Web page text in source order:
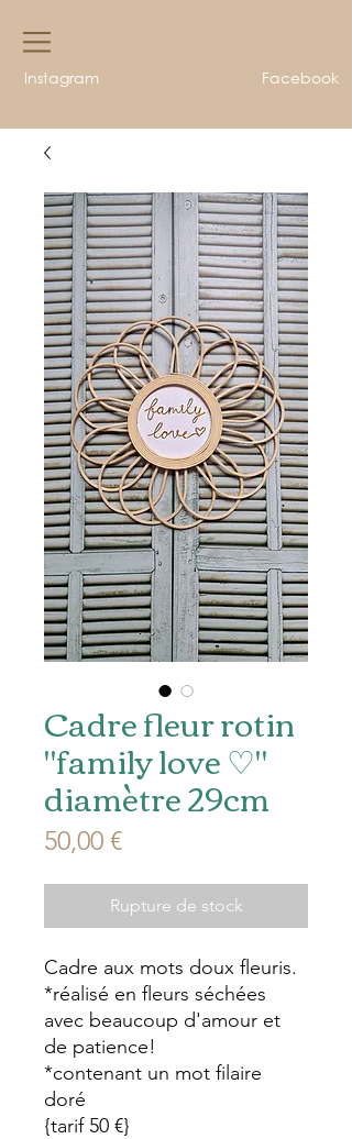
Instagram Facebook
Cadre fleur rotin
"family love ♡"
diamètre 29cm
50,00 €Prix
Rupture de stock
Cadre aux mots doux fleuris.
*réalisé en fleurs séchées
avec beaucoup d'amour et
de patience!
*contenant un mot filaire
doré
{tarif 50 €}